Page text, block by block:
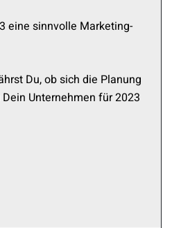
eine sinnvolle Marketing-
Du, ob sich die Planung
Unternehmen für 2023